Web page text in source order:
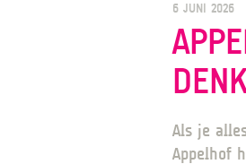
6 JUNI 2026
Als je
Appelhof